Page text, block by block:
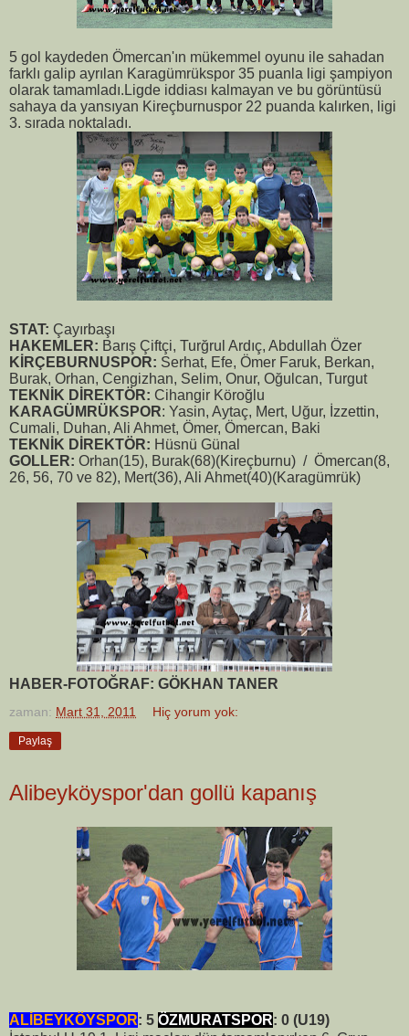
5 gol kaydeden Ömercan'ın mükemmel oyunu ile sahadan
farklı galip ayrılan Karagümrükspor 35 puanla ligi şampiyon
olarak tamamladı.Ligde iddiası kalmayan ve bu görüntüsü
sahaya da yansıyan Kireçburnuspor 22 puanda kalırken, ligi
3. sırada noktaladı.
STAT: Çayırbaşı
HAKEMLER: Barış Çiftçi, Turğrul Ardıç, Abdullah Özer
KİRÇEBURNUSPOR: Serhat, Efe, Ömer Faruk, Berkan,
Burak, Orhan, Cengizhan, Selim, Onur, Oğulcan, Turgut
TEKNİK DİREKTÖR: Cihangir Köroğlu
KARAGÜMRÜKSPOR: Yasin, Aytaç, Mert, Uğur, İzzettin,
Cumali, Duhan, Ali Ahmet, Ömer, Ömercan, Baki
TEKNİK DİREKTÖR: Hüsnü Günal
GOLLER: Orhan(15), Burak(68)(Kireçburnu) / Ömercan(8,
26, 56, 70 ve 82), Mert(36), Ali Ahmet(40)(Karagümrük)
HABER-FOTOĞRAF: GÖKHAN TANER
zaman: Mart 31, 2011 Hiç yorum yok:
Paylaş
Alibeyköyspor'dan gollü kapanış
ALİBEYKÖYSPOR: 5 ÖZMURATSPOR: 0 (U19)